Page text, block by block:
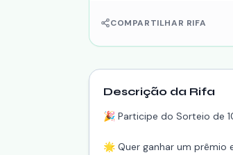
COMPARTILHAR RIFA
Descrição da Rifa
🎉 Participe do Sorteio de
🌟 Quer ganhar um prêmio